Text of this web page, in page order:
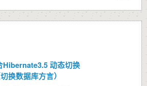
动态切换
换数据库方言）